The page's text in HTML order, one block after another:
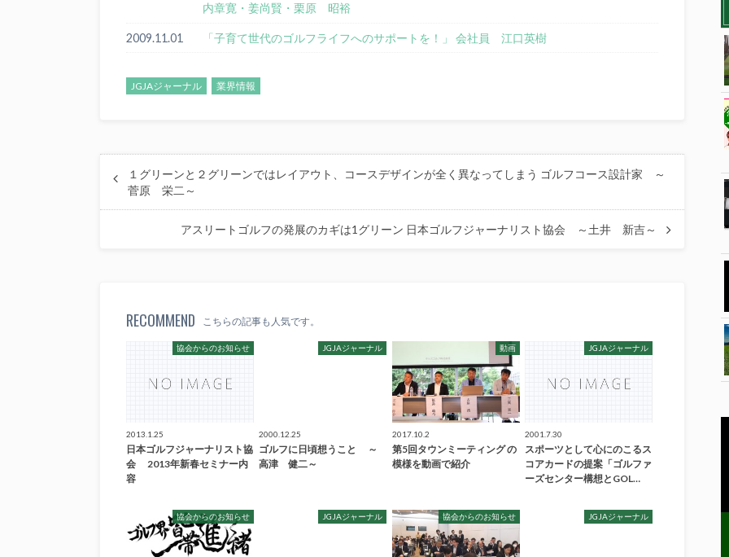
内章寛・姜尚賢・栗原 昭裕
2009.11.01 「子育て世代のゴルフライフへのサポートを！」 会社員 江口英樹
JGJAジャーナル 業界情報
１グリーンと２グリーンではレイアウト、コースデザインが全く異なってしまう ゴルフコース設計家 ～
菅原 栄二～
アスリートゴルフの発展のカギは1グリーン 日本ゴルフジャーナリスト協会 ～土井 新吉～
RECOMMEND こちらの記事も人気です。
協会からのお知らせ
2013.1.25
日本ゴルフジャーナリスト協
会 2013年新春セミナー内
容
JGJAジャーナル
2000.12.25
ゴルフに日頃想うこと ～
高津 健二～
動画
2017.10.2
第5回タウンミーティング の
模様を動画で紹介
JGJAジャーナル
2001.7.30
スポーツとして心にのこるス
コアカードの提案「ゴルファ
ーズセンター構想とGOL…
協会からのお知らせ JGJAジャーナル 協会からのお知らせ JGJAジャーナル